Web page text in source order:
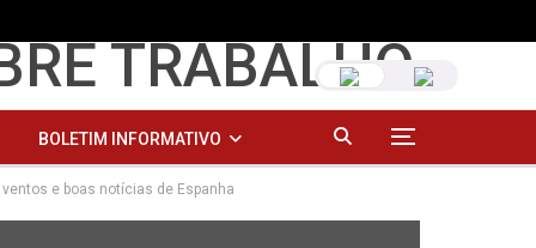
BOLETIM INFORMATIVO
TEMÁTICOS
e boas notícias de Espanha